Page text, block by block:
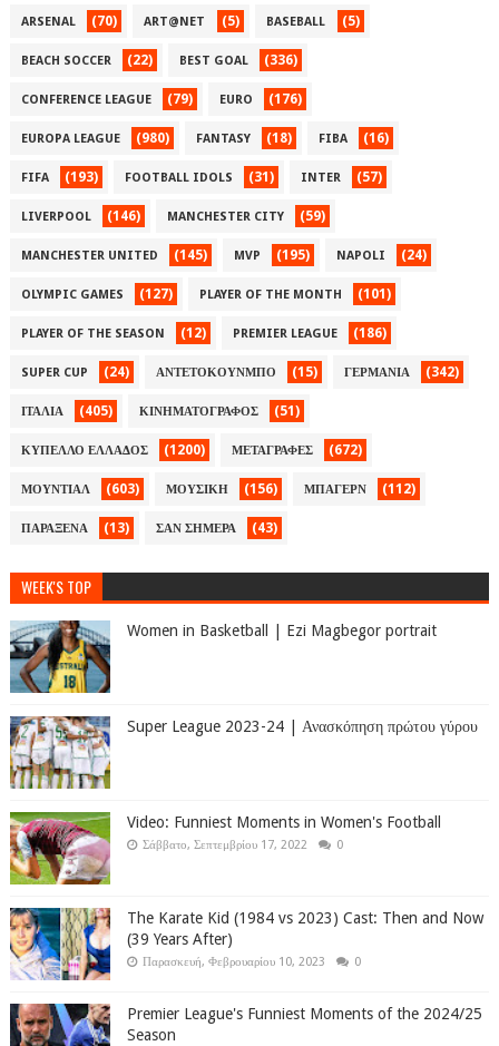
ARSENAL (70) ART@NET (5) BASEBALL (5)
BEACH SOCCER (22) BEST GOAL (336)
CONFERENCE LEAGUE (79) EURO (176)
EUROPA LEAGUE (980) FANTASY (18) FIBA (16)
FIFA (193) FOOTBALL IDOLS (31) INTER (57)
LIVERPOOL (146) MANCHESTER CITY (59)
MANCHESTER UNITED (145) MVP (195) NAPOLI (24)
OLYMPIC GAMES (127) PLAYER OF THE MONTH (101)
PLAYER OF THE SEASON (12) PREMIER LEAGUE (186)
SUPER CUP (24) ΑΝΤΕΤΟΚΟΥΝΜΠΟ (15) ΓΕΡΜΑΝΙΑ (342)
ΙΤΑΛΙΑ (405) ΚΙΝΗΜΑΤΟΓΡΑΦΟΣ (51)
ΚΥΠΕΛΛΟ ΕΛΛΑΔΟΣ (1200) ΜΕΤΑΓΡΑΦΕΣ (672)
ΜΟΥΝΤΙΑΛ (603) ΜΟΥΣΙΚΗ (156) ΜΠΑΓΕΡΝ (112)
ΠΑΡΑΞΕΝΑ (13) ΣΑΝ ΣΗΜΕΡΑ (43)
WEEK'S TOP
Women in Basketball | Ezi Magbegor portrait
Super League 2023-24 | Ανασκόπηση πρώτου γύρου
Video: Funniest Moments in Women's Football
Σάββατο, Σεπτεμβρίου 17, 2022 0
The Karate Kid (1984 vs 2023) Cast: Then and Now
(39 Years After)
Παρασκευή, Φεβρουαρίου 10, 2023 0
Premier League's Funniest Moments of the 2024/25
Season